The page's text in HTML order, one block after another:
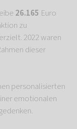
26.165 Euro
zu
2022 waren
dieser
personalisierten
emotionalen